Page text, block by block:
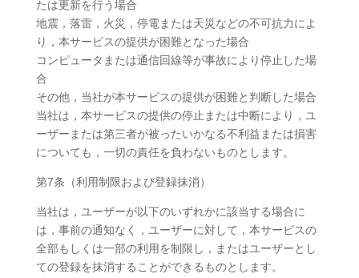
たは更新を行う場合
地震，落雷，火災，停電または天災などの不可抗力によ
り，本サービスの提供が困難となった場合
コンピュータまたは通信回線等が事故により停止した場
合
その他，当社が本サービスの提供が困難と判断した場合
当社は，本サービスの提供の停止または中断により，ユ
ーザーまたは第三者が被ったいかなる不利益または損害
についても，一切の責任を負わないものとします。
第7条（利用制限および登録抹消）
当社は，ユーザーが以下のいずれかに該当する場合に
は，事前の通知なく，ユーザーに対して，本サービスの
全部もしくは一部の利用を制限し，またはユーザーとし
ての登録を抹消することができるものとします。